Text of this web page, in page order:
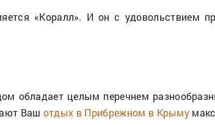
«Коралл». И он с удовольствием
обладает целым перечнем
Ваш отдых в Прибрежном в Крыму